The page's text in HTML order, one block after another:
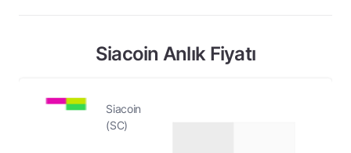
Siacoin Anlık Fiyatı
Siacoin
(SC)